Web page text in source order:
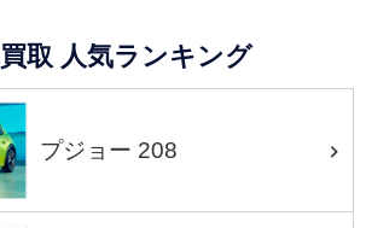
取 人気ランキング
プジョー 208